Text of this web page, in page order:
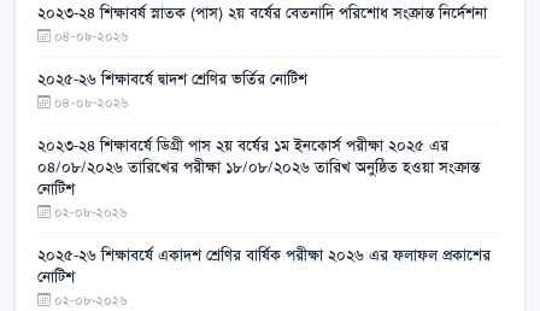
২০২৩-২৪ শিক্ষাবর্ষ স্নাতক (পাস) ২য় বর্ষের বেতনাদি পরিশোধ সংক্রান্ত নির্দেশনা
০৪-০৮-২০২৬
২০২৫-২৬ শিক্ষাবর্ষে দ্বাদশ শ্রেণির ভর্তির নোটিশ
০৪-০৮-২০২৬
২০২৩-২৪ শিক্ষাবর্ষে ডিগ্রী পাস ২য় বর্ষের ১ম ইনকোর্স পরীক্ষা ২০২৫ এর
০৪/০৮/২০২৬ তারিখের পরীক্ষা ১৮/০৮/২০২৬ তারিখ অনুষ্ঠিত হওয়া সংক্রান্ত
নোটিশ
০২-০৮-২০২৬
২০২৫-২৬ শিক্ষাবর্ষে একাদশ শ্রেণির বার্ষিক পরীক্ষা ২০২৬ এর ফলাফল প্রকাশের
নোটিশ
০২-০৮-২০২৬